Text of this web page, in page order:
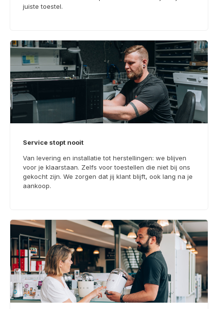
juiste toestel.
Service stopt nooit
Van levering en installatie tot herstellingen: we blijven
voor je klaarstaan. Zelfs voor toestellen die niet bij ons
gekocht zijn. We zorgen dat jij klant blijft, ook lang na je
aankoop.